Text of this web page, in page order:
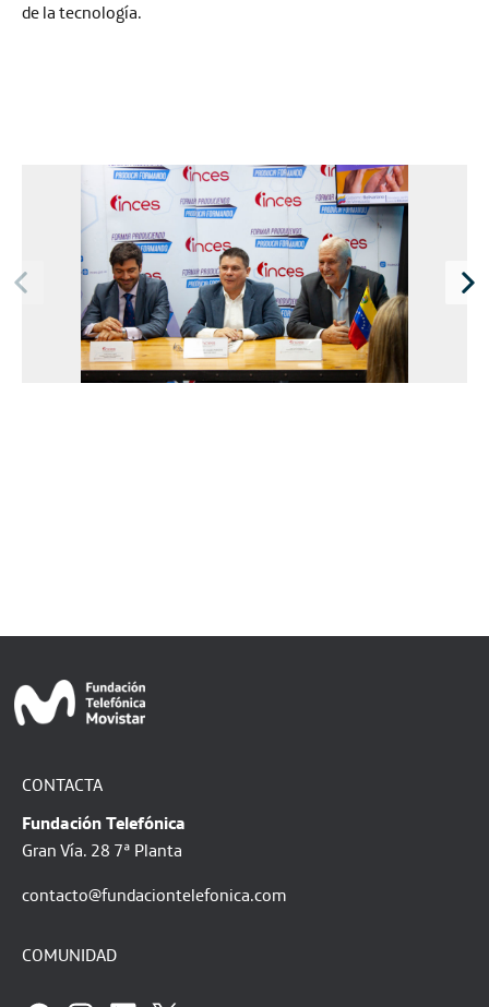
de la tecnología.
CONTACTA
Fundación Telefónica
Gran Vía. 28 7ª Planta
contacto@fundaciontelefonica.com
COMUNIDAD